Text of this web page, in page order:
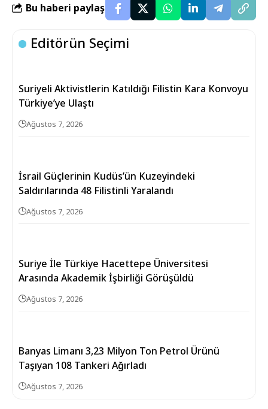
Bu haberi paylaş
Editörün Seçimi
Suriyeli Aktivistlerin Katıldığı Filistin Kara Konvoyu
Türkiye’ye Ulaştı
Ağustos 7, 2026
İsrail Güçlerinin Kudüs’ün Kuzeyindeki
Saldırılarında 48 Filistinli Yaralandı
Ağustos 7, 2026
Suriye İle Türkiye Hacettepe Üniversitesi
Arasında Akademik İşbirliği Görüşüldü
Ağustos 7, 2026
Banyas Limanı 3,23 Milyon Ton Petrol Ürünü
Taşıyan 108 Tankeri Ağırladı
Ağustos 7, 2026